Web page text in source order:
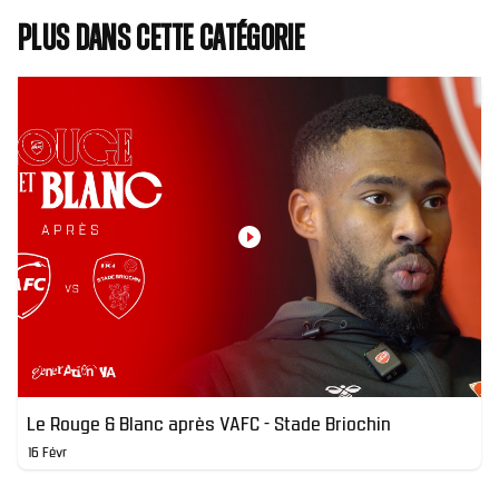
Plus dans cette catégorie
Le Rouge & Blanc après VAFC - Stade Briochin
16 Févr